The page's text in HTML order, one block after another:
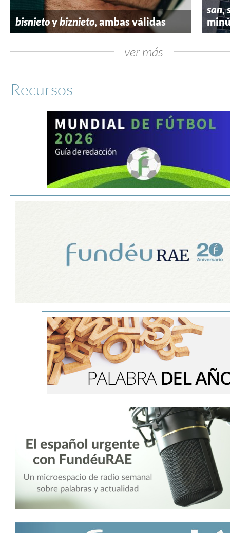
bisnietoybiznieto, ambas válidas
san,
ver más
Recursos